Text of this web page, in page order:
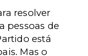
resolver
pessoas de
está
Mas o